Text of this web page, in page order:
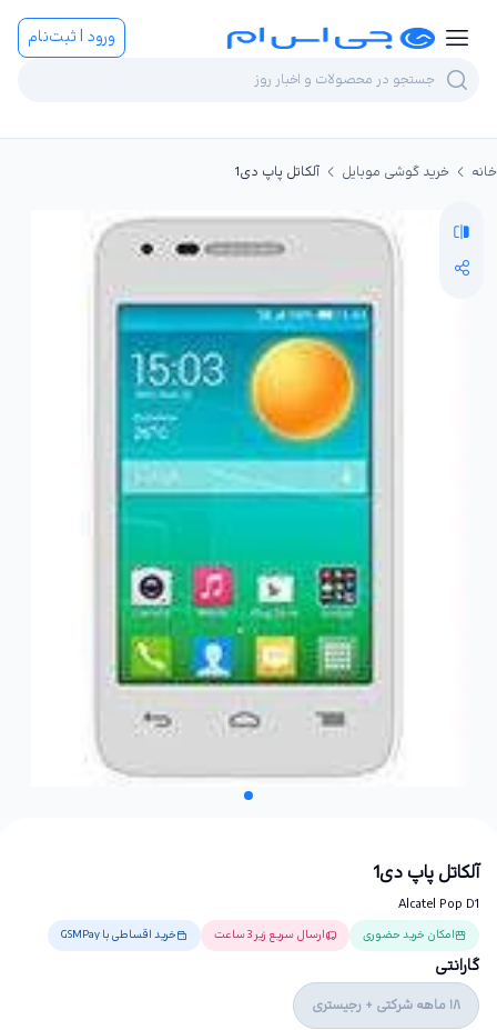
ورود | ثبت‌نام
خانه خرید گوشی موبایل آلکاتل پاپ دی1
آلکاتل پاپ دی1
Alcatel Pop D1
امکان خرید حضوری ارسال سریع زیر 3 ساعت خرید اقساطی با GSMPay
گارانتی
18 ماهه شرکتی + رجیستری